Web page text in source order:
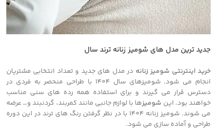
جدید ترین مدل های شومیز زنانه ترند سال
خرید اینترنتی شومیز زنانه در مدل های جدید و تعداد انتخابی مشتریان
انجام می شود. شومیزهای سال 1404 با طراحی منحصر به فردی در
دسترس قرار می گیرند و برای استفاده همه رده های سنی مناسب
خواهند بود. این شومیزها با لوازم جانبی مانند کمربند، گردنبند و… عرضه
می شوند. شومیز زنانه 1404 با در نظر گرفتن رنگ های ترند در این دوره
طراحی و آماده سازی می شود.